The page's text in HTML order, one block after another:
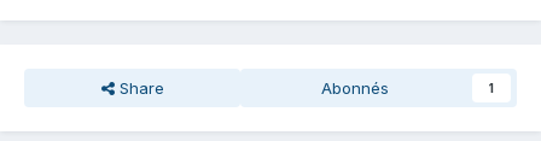
Share Abonnés 1